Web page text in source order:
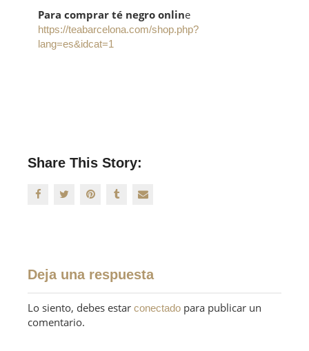
Para comprar té negro online
https://teabarcelona.com/shop.php?
lang=es&idcat=1
Share This Story:
Deja una respuesta
Lo siento, debes estar conectado para publicar un
comentario.